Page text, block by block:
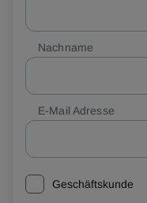
Nachname
E-Mail Adresse
Geschäftskunde